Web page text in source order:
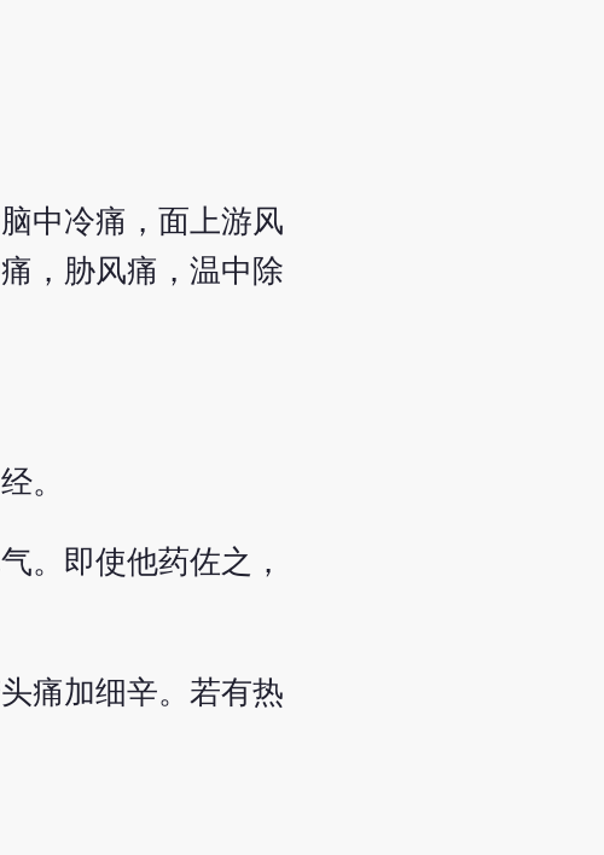
中冷痛，面上游风
，胁风痛，温中除
。
。即使他药佐之，
痛加细辛。若有热